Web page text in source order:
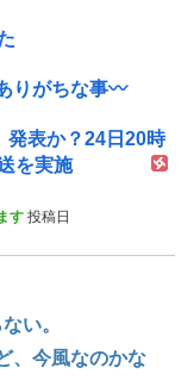
りがちな事〰
発表か？24日20時
を実施
す 投稿日
い。
、今風なのかな